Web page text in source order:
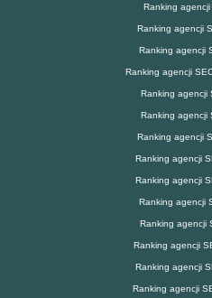
Ranking agencji
Ranking agencji
Ranking agencji
Ranking agencji
Ranking agencji
Ranking agencji
Ranking agencji
Ranking agencji
Ranking agencji
Ranking agencji
Ranking agencji
Ranking agencji
Ranking agencji
Ranking agencji